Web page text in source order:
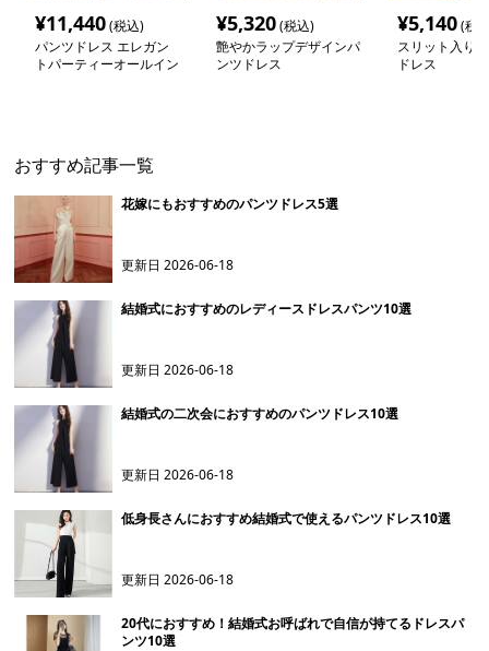
¥11,440(税込)
パンツドレス エレガン
トパーティーオールイン
¥5,320(税込)
艶やかラップデザインパ
ンツドレス
¥5,140(税
スリット入り
ドレス
おすすめ記事一覧
花嫁にもおすすめのパンツドレス5選
更新日2026-06-18
結婚式におすすめのレディースドレスパンツ10選
更新日2026-06-18
結婚式の二次会におすすめのパンツドレス10選
更新日2026-06-18
低身長さんにおすすめ結婚式で使えるパンツドレス10選
更新日2026-06-18
20代におすすめ！結婚式お呼ばれで自信が持てるドレスパ
ンツ10選